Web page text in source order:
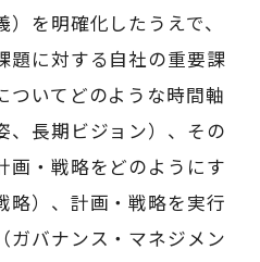
を明確化したうえで、
題に対する自社の重要課
ついてどのような時間軸
、長期ビジョン）、その
画・戦略をどのようにす
略）、計画・戦略を実行
ガバナンス・マネジメン